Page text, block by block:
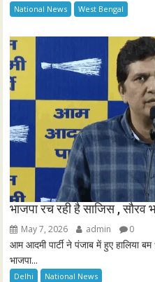
National News West Bengal
भाजपा रच रही है साजिस , सौरव
May 7, 2026 admin 0
आम आदमी पार्टी ने पंजाब में हुए हालिया
भाजपा...
Delhi National News